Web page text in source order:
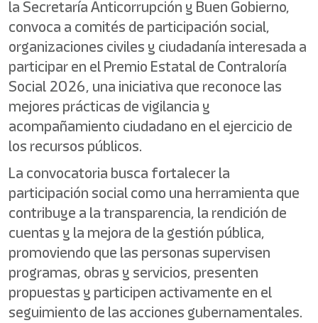
la Secretaría Anticorrupción y Buen Gobierno,
convoca a comités de participación social,
organizaciones civiles y ciudadanía interesada a
participar en el Premio Estatal de Contraloría
Social 2026, una iniciativa que reconoce las
mejores prácticas de vigilancia y
acompañamiento ciudadano en el ejercicio de
los recursos públicos.
La convocatoria busca fortalecer la
participación social como una herramienta que
contribuye a la transparencia, la rendición de
cuentas y la mejora de la gestión pública,
promoviendo que las personas supervisen
programas, obras y servicios, presenten
propuestas y participen activamente en el
seguimiento de las acciones gubernamentales.